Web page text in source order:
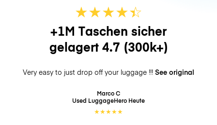
★★★★☆
★
+1M Taschen sicher
gelagert 4.7 (300k+)
Very easy to just drop off your luggage !!! See original
Marco C
Used LuggageHero Heute
★★★★★